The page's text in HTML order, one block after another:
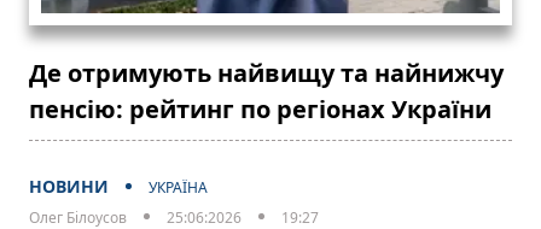
Де отримують найвищу та найнижчу
пенсію: рейтинг по регіонах України
НОВИНИ
УКРАЇНА
Олег Білоусов
25:06:2026 19:27